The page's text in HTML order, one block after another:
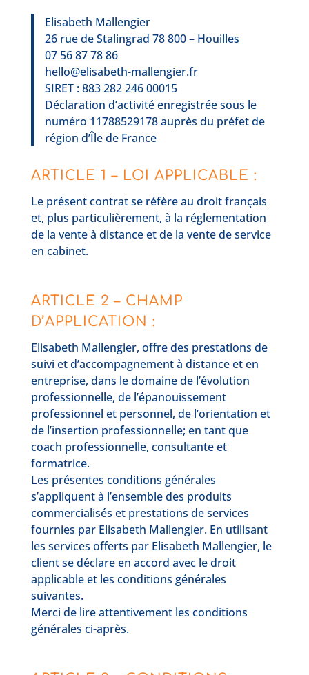
Elisabeth Mallengier
26 rue de Stalingrad 78 800 – Houilles
07 56 87 78 86
hello@elisabeth-mallengier.fr
SIRET : 883 282 246 00015
Déclaration d’activité enregistrée sous le
numéro 11788529178 auprès du préfet de
région d’Île de France
ARTICLE 1 – LOI APPLICABLE :
Le présent contrat se réfère au droit français
et, plus particulièrement, à la réglementation
de la vente à distance et de la vente de service
en cabinet.
ARTICLE 2 – CHAMP
D’APPLICATION :
Elisabeth Mallengier, offre des prestations de
suivi et d’accompagnement à distance et en
entreprise, dans le domaine de l’évolution
professionnelle, de l’épanouissement
professionnel et personnel, de l’orientation et
de l’insertion professionnelle; en tant que
coach professionnelle, consultante et
formatrice.
Les présentes conditions générales
s’appliquent à l’ensemble des produits
commercialisés et prestations de services
fournies par Elisabeth Mallengier. En utilisant
les services offerts par Elisabeth Mallengier, le
client se déclare en accord avec le droit
applicable et les conditions générales
suivantes.
Merci de lire attentivement les conditions
générales ci-après.